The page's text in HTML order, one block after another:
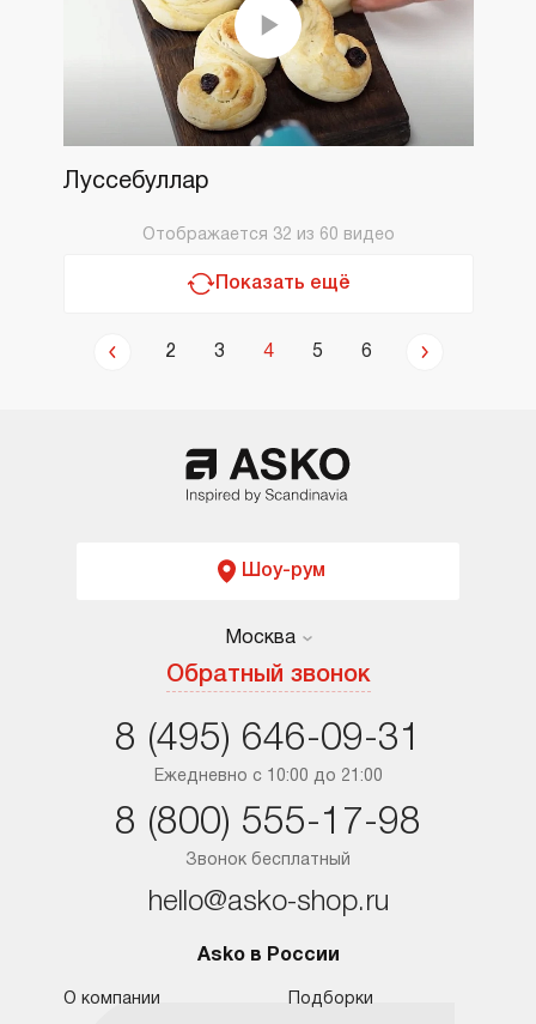
Луссебуллар
Отображается 32 из 60 видео
Показать ещё
2 3 4 5 6
Шоу-рум
Москва
Обратный звонок
Москва
Ростов-на-Дону
Ежедневно с 10:00 до 21:00
8 (495) 646-09-31
Звонок бесплатный
8 (800) 555-17-98
hello@asko-shop.ru
Asko в России
О компании Подборки